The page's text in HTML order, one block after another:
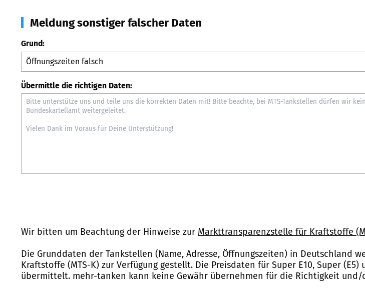
Meldung sonstiger falscher Daten
Grund:
Übermittle die richtigen Daten:
Wir bitten um Beachtung der Hinweise zur Markttransparenzstelle für Kraftstoffe
Die Grunddaten der Tankstellen (Name, Adresse, Öffnungszeiten) in Deutschland
Kraftstoffe (MTS-K) zur Verfügung gestellt. Die Preisdaten für Super E10, Super
übermittelt. mehr-tanken kann keine Gewähr übernehmen für die Richtigkeit